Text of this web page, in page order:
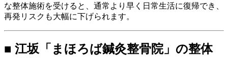
な整体施術を受けると、通常より早く日常生活に復帰でき、
再発リスクも大幅に下げられます。
■ 江坂「まほろば鍼灸整骨院」の整体